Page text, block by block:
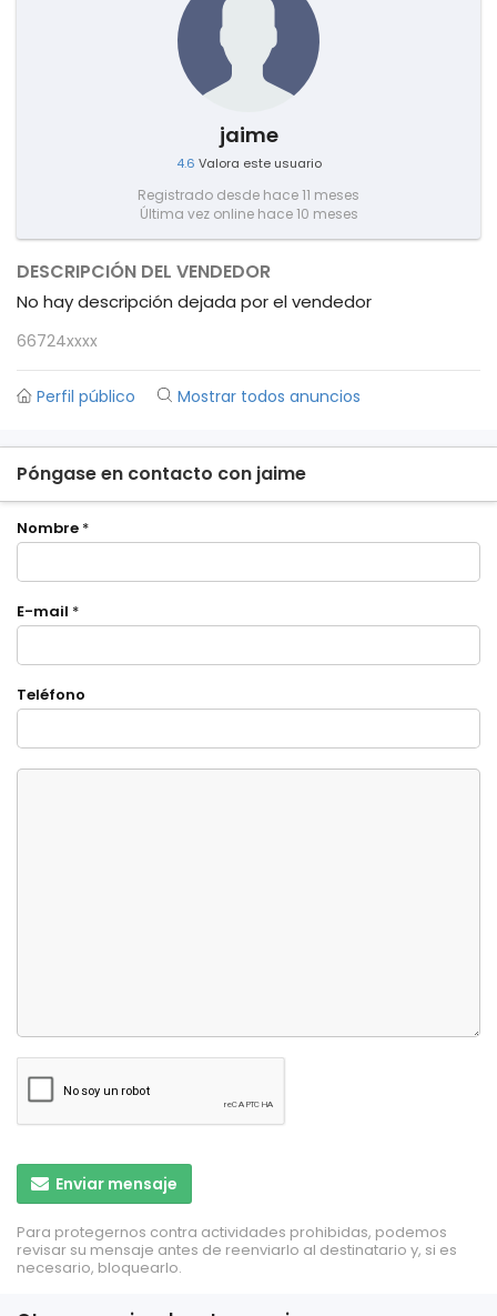
jaime
4.6 Valora este usuario
Registrado desde hace 11 meses
Última vez online hace 10 meses
DESCRIPCIÓN DEL VENDEDOR
No hay descripción dejada por el vendedor
66724xxxx
Perfil público Mostrar todos anuncios
Póngase en contacto con jaime
Nombre *
E-mail *
Teléfono
Enviar mensaje
Para protegernos contra actividades prohibidas, podemos
revisar su mensaje antes de reenviarlo al destinatario y, si es
necesario, bloquearlo.